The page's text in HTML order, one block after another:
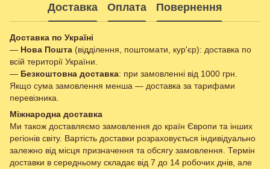
Доставка Оплата Повернення
Доставка по Україні
— Нова Пошта (відділення, поштомати, кур'єр): доставка по
всій території України.
— Безкоштовна доставка: при замовленні від 1000 грн.
Якщо сума замовлення менша — доставка за тарифами
перевізника.
Міжнародна доставка
Ми також доставляємо замовлення до країн Європи та інших
регіонів світу. Вартість доставки розраховується індивідуально
залежно від місця призначення та обсягу замовлення. Термін
доставки в середньому складає від 7 до 14 робочих днів, але